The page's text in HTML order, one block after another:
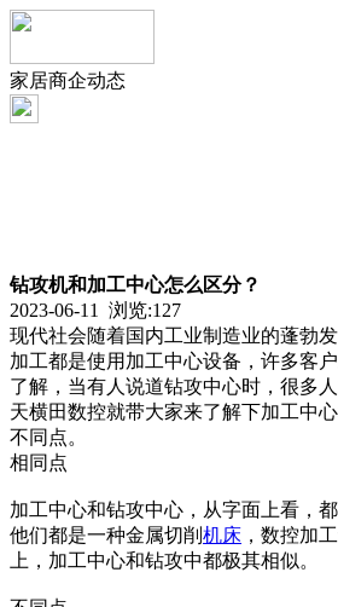
家居商企动态
钻攻机和加工中心怎么区分？
2023-06-11 浏览:127
现代社会随着国内工业制造业的蓬勃
加工都是使用加工中心设备，许多客
了解，当有人说道钻攻中心时，很多
天横田数控就带大家来了解下加工中
不同点。
相同点
加工中心和钻攻中心，从字面上看，
他们都是一种金属切削 机床 ，数控加
上，加工中心和钻攻中都极其相似。